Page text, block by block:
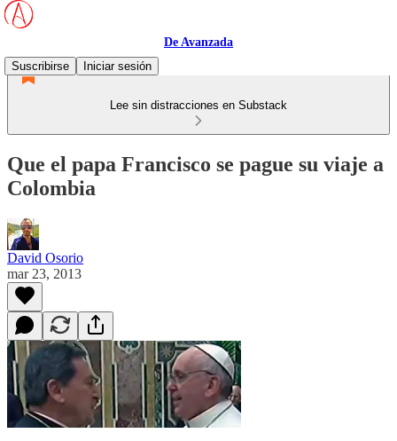
De Avanzada
Suscribirse
Iniciar sesión
Lee sin distracciones en Substack
Que el papa Francisco se pague su viaje a
Colombia
David Osorio
mar 23, 2013